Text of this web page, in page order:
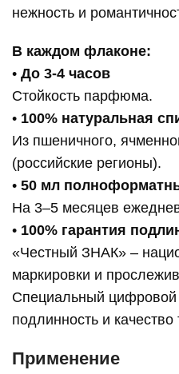
нежность и
В каждом флаконе:
•До 3-4 часов
Стойкость парфюма.
• 100% натуральная
Из пшеничного,
(российские регионы).
•50 мл
На 3–5 месяцев
• 100% гарантия
«Честный ЗНАК» –
маркировки и
Специальный цифровой
подлинность и качество
Применение